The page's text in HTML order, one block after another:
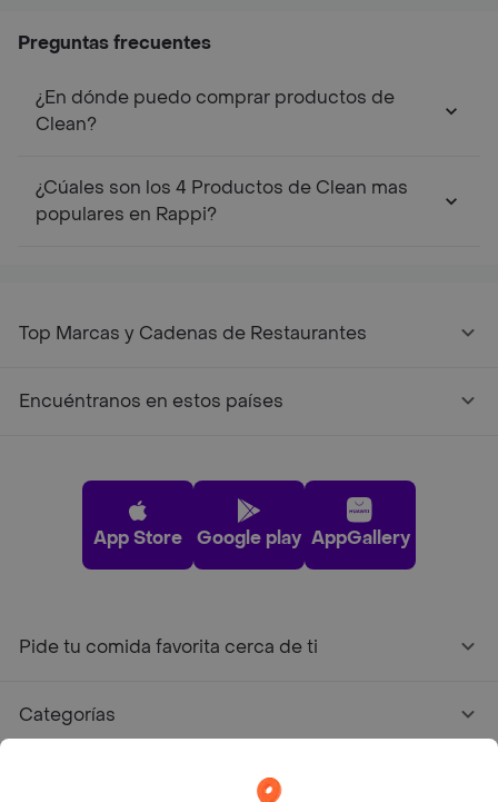
Preguntas frecuentes
¿En dónde puedo comprar productos de
Clean?
¿Cúales son los 4 Productos de Clean mas
populares en Rappi?
Top Marcas y Cadenas de Restaurantes
Encuéntranos en estos países
App Store Google play AppGallery
Pide tu comida favorita cerca de ti
Categorías